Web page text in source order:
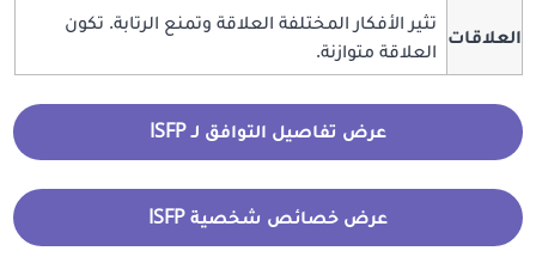
العلاقات
تثير الأفكار المختلفة العلاقة وتمنع الرتابة. تكون
العلاقة متوازنة.
عرض تفاصيل التوافق لـ ISFP
عرض خصائص شخصية ISFP